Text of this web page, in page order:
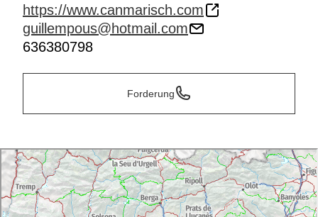
https://www.canmarisch.com
guillempous@hotmail.com
636380798
Forderung